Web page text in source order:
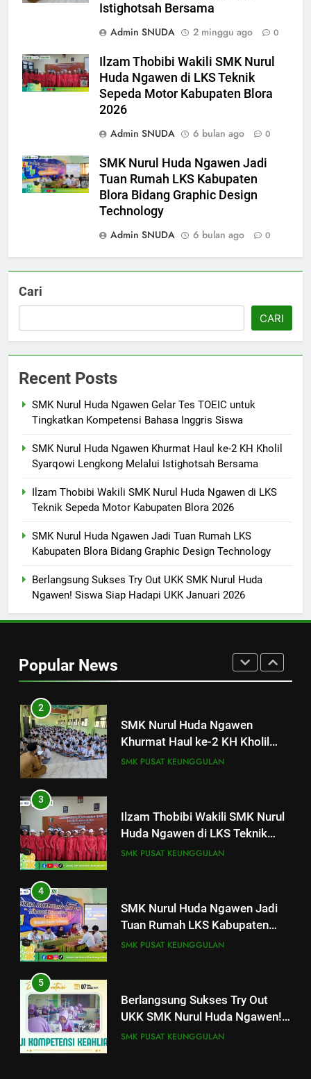
Istighotsah Bersama
Admin SNUDA
2 minggu ago 0
Ilzam Thobibi Wakili SMK Nurul
Huda Ngawen di LKS Teknik
Sepeda Motor Kabupaten Blora
2026
Admin SNUDA
6 bulan ago 0
SMK Nurul Huda Ngawen Jadi
Tuan Rumah LKS Kabupaten
Blora Bidang Graphic Design
Technology
Admin SNUDA
6 bulan ago 0
Cari
CARI
Recent Posts
SMK Nurul Huda Ngawen Gelar Tes TOEIC untuk
Tingkatkan Kompetensi Bahasa Inggris Siswa
SMK Nurul Huda Ngawen Khurmat Haul ke-2 KH Kholil
Syarqowi Lengkong Melalui Istighotsah Bersama
Ilzam Thobibi Wakili SMK Nurul Huda Ngawen di LKS
Teknik Sepeda Motor Kabupaten Blora 2026
SMK Nurul Huda Ngawen Jadi Tuan Rumah LKS
Kabupaten Blora Bidang Graphic Design Technology
Berlangsung Sukses Try Out UKK SMK Nurul Huda
Ngawen! Siswa Siap Hadapi UKK Januari 2026
Popular News
Berlangsung Sukses Try Out
SMK PUSAT KEUNGGULAN
6
Penggunaan Dana BOS
7
SMK Nurul Huda Ngawen Awali
Semangat dan Prestasi Baru
SMK PUSAT KEUNGGULAN
8
Sukses! EKKS SMK Nurul Huda
Semangat Meningkatkan Mutu
Pendidikan
SMK PUSAT KEUNGGULAN
1
SMK Nurul Huda Ngawen Gelar
Tes TOEIC untuk Tingkatkan
2
Syarqowi Lengkong Melalui
Istighotsah Bersama
SMK PUSAT KEUNGGULAN
3
Sepeda Motor Kabupaten Blora
2026
SMK PUSAT KEUNGGULAN
4
Blora Bidang Graphic Design
Technology
SMK PUSAT KEUNGGULAN
5
Siswa Siap Hadapi UKK Januari
2026
SMK PUSAT KEUNGGULAN
6
25
Pelatihan “Pembentukan dan
BKK
26
Hari Kedua Pelatihan di SMK